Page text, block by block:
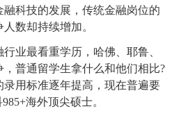
科技的发展，传统金融岗位的
数却持续增加。
最看重学历，哈佛、耶鲁、
普通留学生拿什么和他们相比?
用标准逐年提高，现在普遍要
海外顶尖硕士。